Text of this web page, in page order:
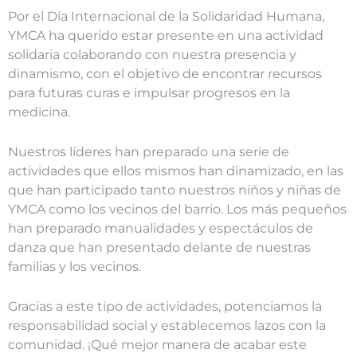
Por el Día Internacional de la Solidaridad Humana,
YMCA ha querido estar presente en una actividad
solidaria colaborando con nuestra presencia y
dinamismo, con el objetivo de encontrar recursos
para futuras curas e impulsar progresos en la
medicina.
Nuestros líderes han preparado una serie de
actividades que ellos mismos han dinamizado, en las
que han participado tanto nuestros niños y niñas de
YMCA como los vecinos del barrio. Los más pequeños
han preparado manualidades y espectáculos de
danza que han presentado delante de nuestras
familias y los vecinos.
Gracias a este tipo de actividades, potenciamos la
responsabilidad social y establecemos lazos con la
comunidad. ¡Qué mejor manera de acabar este